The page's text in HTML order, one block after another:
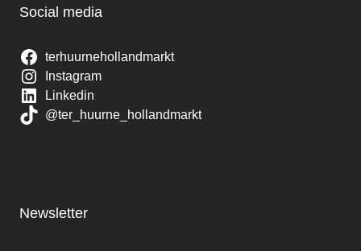
Social media
terhuurnehollandmarkt
Instagram
Linkedin
@ter_huurne_hollandmarkt
Newsletter